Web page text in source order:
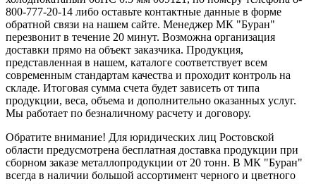
800-777-20-14 либо оставьте контактные данные в форме
обратной связи на нашем сайте. Менеджер МК "Буран"
перезвонит в течение 20 минут. Возможна организация
доставки прямо на объект заказчика. Продукция,
представленная в нашем, каталоге соответствует всем
современным стандартам качества и проходит контроль на
складе. Итоговая сумма счета будет зависеть от типа
продукции, веса, объема и дополнительно оказанных услуг.
Мы работает по безналичному расчету и договору.
Обратите внимание! Для юридических лиц Ростовской
области предусмотрена бесплатная доставка продукции при
сборном заказе металлопродукции от 20 тонн. В МК "Буран"
всегда в наличии большой ассортимент черного и цветного